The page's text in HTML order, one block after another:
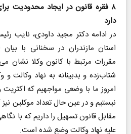
۸ فقره قانون در ایجاد محدودیت
دارد
در ادامه دکتر مجید داودی، نایب
استان مازندران در سخنانی با
مقررات مرتبط با کانون وکلا نشان
شتاب‌زده و بدبینانه به نهاد
امروز ما با وضعی مواجهیم که اکثریت
نیستیم و در عین حال تعداد موکلین
مقابل قانون تسهیل را داریم که با
علیه نهاد وکالت وضع شده است.